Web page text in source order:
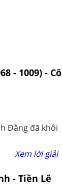
- 1009) - Cô
Đằng đã khôi
Xem lời giải
- Tiền Lê